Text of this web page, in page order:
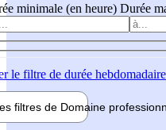
minimale (en heure) Durée
le filtre de durée hebdomadaire
filtres de Domaine pro